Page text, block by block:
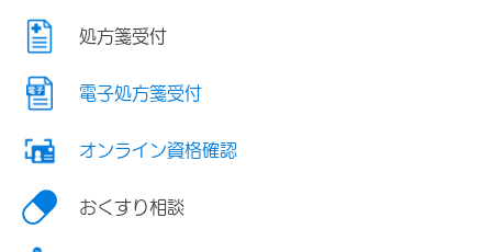
処方箋受付
電子処方箋受付
オンライン資格確認
おくすり相談